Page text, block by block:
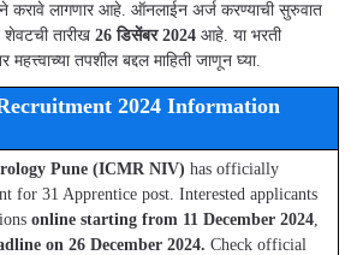
ने करावे लागणार आहे. ऑनलाईन अर्ज करण्याची सुरुवात
तारीख 26 डिसेंबर 2024 आहे. या भरती
तपशील बद्दल माहिती जाणून घ्या.
2024 Information
Pune (ICMR NIV) has officially
for 31 Apprentice post. Interested applicants
online starting from 11 December 2024,
on 26 December 2024. Check official